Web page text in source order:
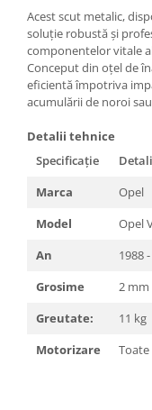
Carlige Kia EV5
Carlige Kia PV5
Carlige Lada
Carlige Lancia
Carlige Land Rover
Carlige Lexus
Carlige MAN
Carlige Mazda
Carlige Mercedes
Carlige MG
Carlige Mini
Acest scut metalic,
soluție robustă și
componentelor vitale
Conceput din oțel de
eficientă împotriva
acumulării de noroi
Detalii tehnice
Specificație
Marca
Opel
Model
Opel
An
1988
Grosime
2 mm
Greutate:
11 kg
Motorizare
Toate